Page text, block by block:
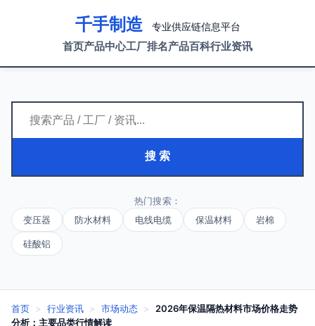
千手制造 专业供应链信息平台
首页产品中心工厂排名产品百科行业资讯
搜 索
热门搜索：
变压器
防水材料 电线电缆 保温材料 岩棉
硅酸铝
首页 > 行业资讯 > 市场动态 >
2026年保温隔热材料市场价格走势
分析：主要品类行情解读